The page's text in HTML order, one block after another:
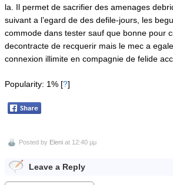
la. Il permet de sacrifier des amenages
suivant a l’egard de des defile-jours, les
commode dans tester sauf que bonne pour
decontracte de recquerir mais le mec a
connexion illimite en compagnie de felide
Popularity: 1% [?]
Posted by Eleni at 12:40 μμ
Leave a Reply